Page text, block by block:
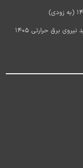
آخرین اخبار استخدام شرکت مادر تخصصی تولید نیروی برق حرارتی 1405